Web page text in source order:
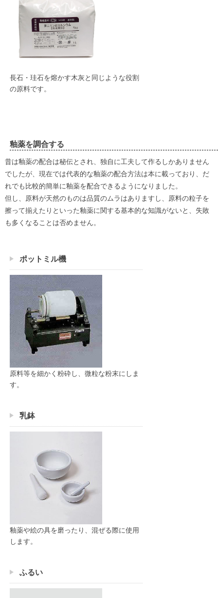
長石・珪石を熔かす木灰と同じような役割
の原料です。
釉薬を調合する
昔は釉薬の配合は秘伝とされ、独自に工夫して作るしかありません
でしたが、現在では代表的な釉薬の配合方法は本に載っており、だ
れでも比較的簡単に釉薬を配合できるようになりました。
但し、原料が天然のものは品質のムラはありますし、原料の粒子を
擦って揃えたりといった釉薬に関する基本的な知識がないと、失敗
も多くなることは否めません。
ポットミル機
原料等を細かく粉砕し、微粒な粉末にしま
す。
乳鉢
釉薬や絵の具を磨ったり、混ぜる際に使用
します。
ふるい